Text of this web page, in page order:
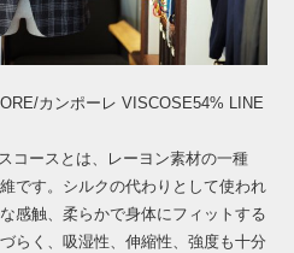
カンポーレ VISCOSE54% LINE
コースとは、レーヨン素材の一種
です。シルクの代わりとして使われ
感触、柔らかで身体にフィットする
らく、吸湿性、伸縮性、強度も十分